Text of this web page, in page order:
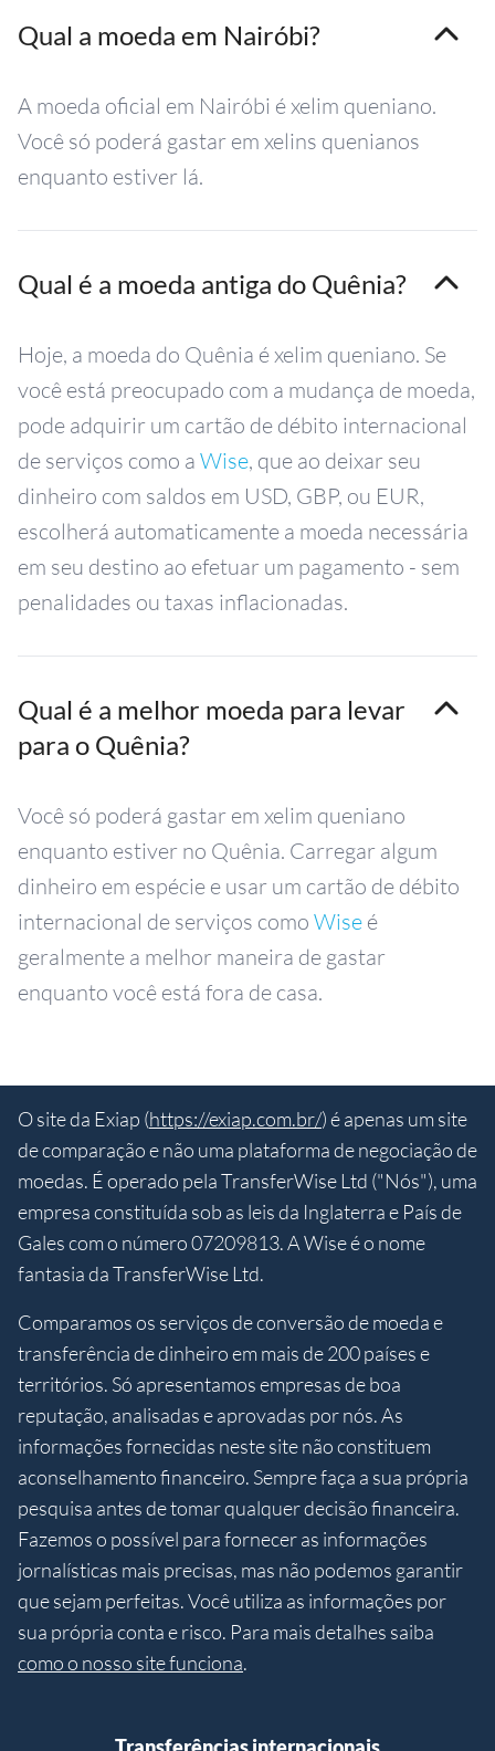
Qual a moeda em Nairóbi?
A moeda oficial em Nairóbi é xelim queniano.
Você só poderá gastar em xelins quenianos
enquanto estiver lá.
Qual é a moeda antiga do Quênia?
Hoje, a moeda do Quênia é xelim queniano. Se
você está preocupado com a mudança de moeda,
pode adquirir um cartão de débito internacional
de serviços como a Wise, que ao deixar seu
dinheiro com saldos em USD, GBP, ou EUR,
escolherá automaticamente a moeda necessária
em seu destino ao efetuar um pagamento - sem
penalidades ou taxas inflacionadas.
Qual é a melhor moeda para levar
para o Quênia?
Você só poderá gastar em xelim queniano
enquanto estiver no Quênia. Carregar algum
dinheiro em espécie e usar um cartão de débito
internacional de serviços como Wise é
geralmente a melhor maneira de gastar
enquanto você está fora de casa.
O site da Exiap (https://exiap.com.br/) é apenas um site
de comparação e não uma plataforma de negociação de
moedas. É operado pela TransferWise Ltd ("Nós"), uma
empresa constituída sob as leis da Inglaterra e País de
Gales com o número 07209813. A Wise é o nome
fantasia da TransferWise Ltd.
Comparamos os serviços de conversão de moeda e
transferência de dinheiro em mais de 200 países e
territórios. Só apresentamos empresas de boa
reputação, analisadas e aprovadas por nós. As
informações fornecidas neste site não constituem
aconselhamento financeiro. Sempre faça a sua própria
pesquisa antes de tomar qualquer decisão financeira.
Fazemos o possível para fornecer as informações
jornalísticas mais precisas, mas não podemos garantir
que sejam perfeitas. Você utiliza as informações por
sua própria conta e risco. Para mais detalhes saiba
como o nosso site funciona.